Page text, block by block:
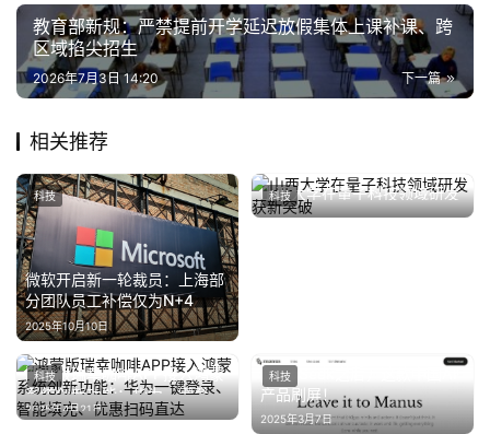
能
源
教育部新规：严禁提前开学延迟放假集体上课补课、跨
区域掐尖招生
下一篇
2026年7月3日 14:20
相关推荐
微软开启新一轮裁员：上海部
分团队员工补偿仅为N+4
2025年10月10日
科技
山西大学在量子科技领域研发
获新突破
2025年6月12日
科技
鸿蒙版瑞幸咖啡APP接入鸿蒙
系统创新功能：华为一键登
录、智能填充、优惠扫码直达
2025年4月21日
科技
DeepSeek之后，这款中国AI
产品刷屏！
2025年3月7日
科技